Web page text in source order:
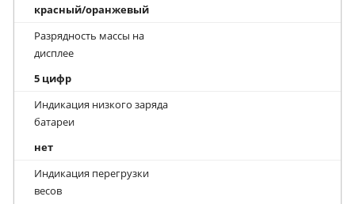
красный/оранжевый
Разрядность массы на
дисплее
5 цифр
Индикация низкого заряда
батареи
нет
Индикация перегрузки
весов